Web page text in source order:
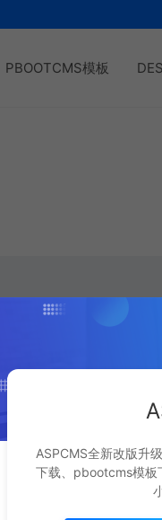
PBOOTCMS模板
ASPCMS全新改版升
下载、pbootcms模板